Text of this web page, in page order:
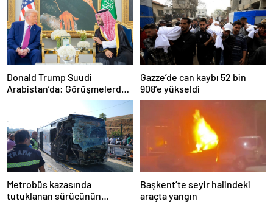
Donald Trump Suudi
Arabistan’da: Görüşmelerde
Gazze’de can kaybı 52 bin
908’e yükseldi
Metrobüs kazasında
tutuklanan sürücünün
Başkent’te seyir halindeki
araçta yangın